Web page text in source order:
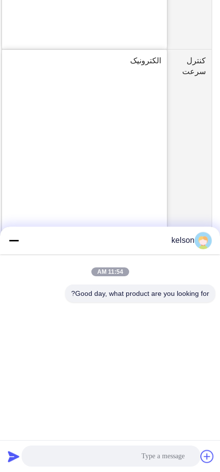
کنترل
سرعت
الکترونیک
سفارشی سازی
kelson
11:54 AM
Good day, what product are you looking for?